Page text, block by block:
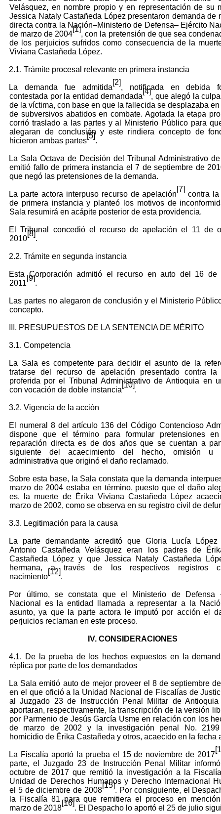
Velásquez, en nombre propio y en representación de su
Jessica Nataly Castañeda López presentaron demanda de
directa contra la Nación–Ministerio de Defensa– Ejército
de marzo de 2004
[1]
, con la pretensión de que sea
de los perjuicios sufridos como consecuencia de la
Viviana Castañeda López.
2.1. Trámite procesal relevante en primera instancia
La demanda fue admitida
[2]
, notificada en debida
contestada por la entidad demandada
[4]
, que alegó la
de la víctima, con base en que la fallecida se desplazaba
de subversivos abatidos en combate. Agotada la etapa
corrió traslado a las partes y al Ministerio Público para
alegaran de conclusión y este rindiera concepto de
hicieron ambas partes
[5]
.
La Sala Octava de Decisión del Tribunal Administrativo
emitió fallo de primera instancia el 7 de septiembre de
que negó las pretensiones de la demanda.
La parte actora interpuso recurso de apelación
[7]
contra
de primera instancia y planteó los motivos de
Sala resumirá en acápite posterior de esta providencia.
El Tribunal concedió el recurso de apelación el 11 de
2010
[8]
.
2.2. Trámite en segunda instancia
Esta Corporación admitió el recurso en auto del 16 de
2011
[9]
.
Las partes no alegaron de conclusión y el Ministerio
concepto.
III. PRESUPUESTOS DE LA SENTENCIA DE MÉRITO
3.1. Competencia
La Sala es competente para decidir el asunto de la
tratarse del recurso de apelación presentado contra la
proferida por el Tribunal Administrativo de Antioquia en
con vocación de doble instancia
[10]
.
3.2. Vigencia de la acción
El numeral 8 del artículo 136 del Código Contencioso
dispone que el término para formular pretensiones
reparación directa es de dos años que se cuentan a
siguiente del acaecimiento del hecho, omisión u
administrativa que originó el daño reclamado.
Sobre esta base, la Sala constata que la demanda
marzo de 2004 estaba en término, puesto que el daño
es, la muerte de Érika Viviana Castañeda López
marzo de 2002, como se observa en su registro civil de
3.3. Legitimación para la causa
La parte demandante acreditó que Gloria Lucía
Antonio Castañeda Velásquez eran los padres de
Castañeda López y que Jessica Nataly Castañeda
hermana, a través de los respectivos registros
nacimiento
[12]
.
Por último, se constata que el Ministerio de Defensa
Nacional es la entidad llamada a representar a la
asunto, ya que la parte actora le imputó por acción el
perjuicios reclaman en este proceso.
IV. CONSIDERACIONES
4.1. De la prueba de los hechos expuestos en la
réplica por parte de los demandados
La Sala emitió auto de mejor proveer el 8 de septiembre
en el que ofició a la Unidad Nacional de Fiscalías de
al Juzgado 23 de Instrucción Penal Militar de
aportaran, respectivamente, la transcripción de la versión
por Parmenio de Jesús García Usme en relación con los
de marzo de 2002 y la investigación penal No.
homicidio de Érika Castañeda y otros, acaecido en la fecha
La Fiscalía aportó la prueba el 15 de noviembre de 2017
parte, el Juzgado 23 de Instrucción Penal Militar
octubre de 2017 que remitió la investigación a la
Unidad de Derechos Humanos y Derecho Internacional
el 5 de diciembre de 2008
[15]
. Por consiguiente, el
la Fiscalía 81 para que remitiera el proceso en
marzo de 2018
[16]
. El Despacho lo aportó el 25 de julio